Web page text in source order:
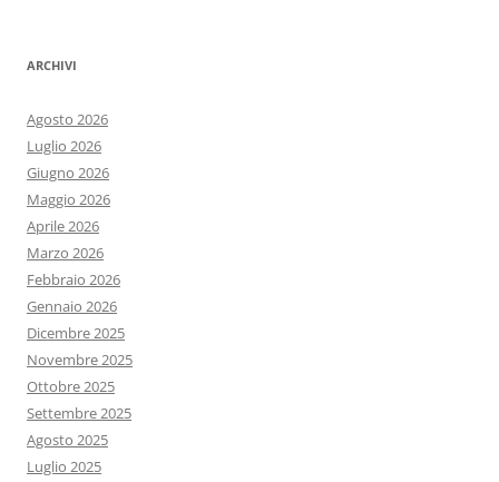
ARCHIVI
Agosto 2026
Luglio 2026
Giugno 2026
Maggio 2026
Aprile 2026
Marzo 2026
Febbraio 2026
Gennaio 2026
Dicembre 2025
Novembre 2025
Ottobre 2025
Settembre 2025
Agosto 2025
Luglio 2025